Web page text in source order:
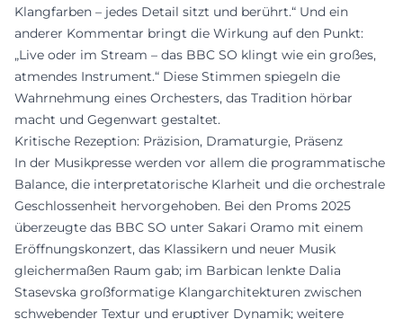
Klangfarben – jedes Detail sitzt und berührt.“ Und ein
anderer Kommentar bringt die Wirkung auf den Punkt:
„Live oder im Stream – das BBC SO klingt wie ein großes,
atmendes Instrument.“ Diese Stimmen spiegeln die
Wahrnehmung eines Orchesters, das Tradition hörbar
macht und Gegenwart gestaltet.
Kritische Rezeption: Präzision, Dramaturgie, Präsenz
In der Musikpresse werden vor allem die programmatische
Balance, die interpretatorische Klarheit und die orchestrale
Geschlossenheit hervorgehoben. Bei den Proms 2025
überzeugte das BBC SO unter Sakari Oramo mit einem
Eröffnungskonzert, das Klassikern und neuer Musik
gleichermaßen Raum gab; im Barbican lenkte Dalia
Stasevska großformatige Klangarchitekturen zwischen
schwebender Textur und eruptiver Dynamik; weitere